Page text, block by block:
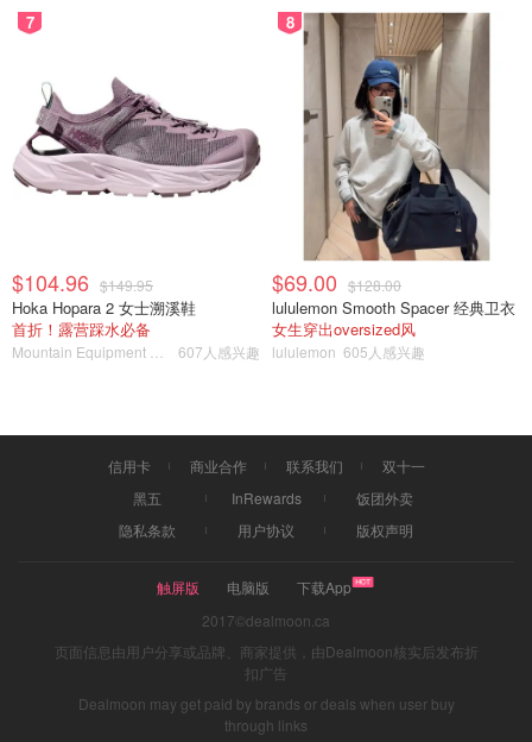
7
$104.96 $149.95
Hoka Hopara 2 女士溯溪鞋
首折！露营踩水必备
607人感兴趣
8
$69.00 $128.00
lululemon Smooth Spacer 经典卫衣
女生穿出oversized风
lululemon 605人感兴趣
信用卡 商业合作 联系我们
双十一
黑五
InRewards
饭团外卖
隐私条款
用户协议 版权声明
触屏版 电脑版
下载App
2017©dealmoon.ca
页面信息由用户分享或品牌、商家提供，由Dealmoon核实后发布折
扣广告
Dealmoon may get paid by brands or deals when user buy
through links